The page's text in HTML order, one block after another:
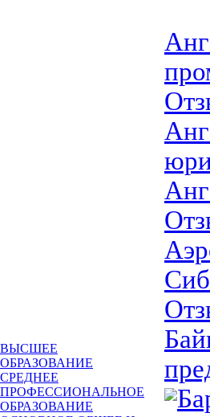
ВЫСШЕЕ
ОБРАЗОВАНИЕ
СРЕДНЕЕ
ПРОФЕССИОНАЛЬНОЕ
ОБРАЗОВАНИЕ